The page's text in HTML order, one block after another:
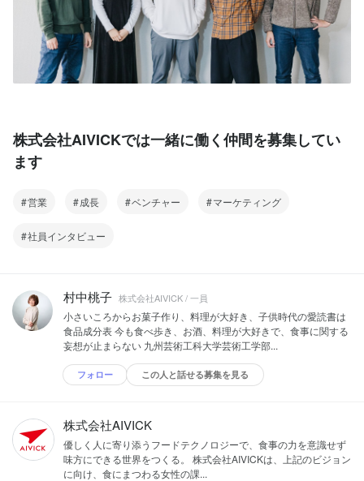
株式会社AIVICKでは一緒に働く仲間を募集してい
ます
営業 成長 ベンチャー マーケティング
社員インタビュー
村中桃子 株式会社AIVICK / 一員
小さいころからお菓子作り、料理が大好き、子供時代の愛読書は
食品成分表 今も食べ歩き、お酒、料理が大好きで、食事に関する
妄想が止まらない 九州芸術工科大学芸術工学部...
フォロー この人と話せる募集を見る
株式会社AIVICK
優しく人に寄り添うフードテクノロジーで、食事の力を意識せず
味方にできる世界をつくる。 株式会社AIVICKは、上記のビジョン
に向け、食にまつわる女性の課...